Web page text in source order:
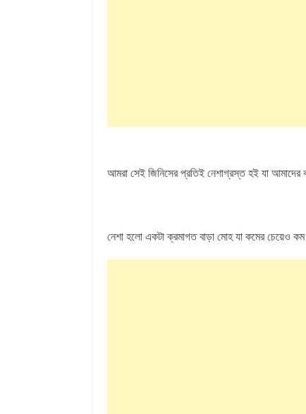
আমরা সেই জিনিসের প্রতিই নেশাগ্রস্ত হই যা আমাদের
নেশা হলো একটা ক্রমাগত বাড়া মোহ যা কমের চেয়েও